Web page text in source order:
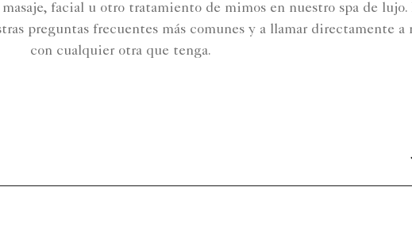
facial u otro tratamiento de mimos en nuestro spa de lujo.
preguntas frecuentes más comunes y a llamar directamente a
con cualquier otra que tenga.